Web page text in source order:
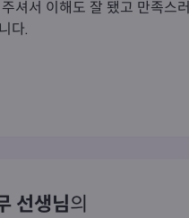
셔서 이해도 잘 됐고 만족스러
다.
선생님의